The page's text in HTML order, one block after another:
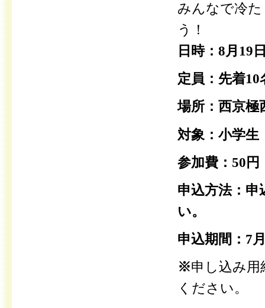
みんなで冷
う！
日時：8月19
定員：先着
場所：西京極
対象：小学生
参加費：50
申込方法：
い。
申込期間：7
※申し込み
ください。